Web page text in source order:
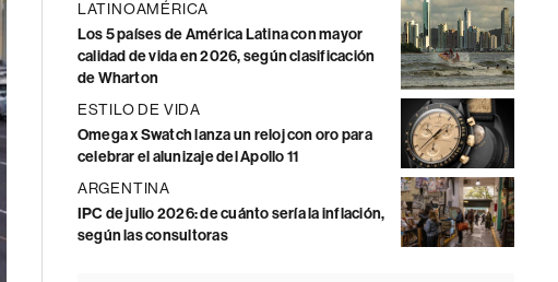
LATINOAMÉRICA
Los 5 países de América Latina con mayor
calidad de vida en 2026, según clasificación
de Wharton
ESTILO DE VIDA
Omega x Swatch lanza un reloj con oro para
celebrar el alunizaje del Apollo 11
ARGENTINA
IPC de julio 2026: de cuánto sería la inflación,
según las consultoras